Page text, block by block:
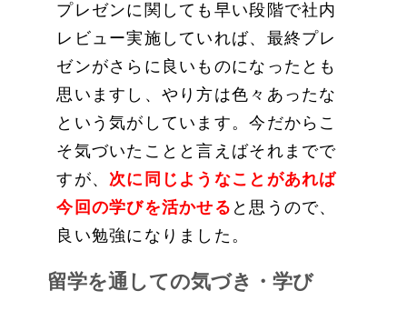
プレゼンに関しても早い段階で社内
レビュー実施していれば、最終プレ
ゼンがさらに良いものになったとも
思いますし、やり方は色々あったな
という気がしています。今だからこ
そ気づいたことと言えばそれまでで
すが、 次に同じようなことがあれば
今回の学びを活かせる と思うので、
良い勉強になりました。
留学を通しての気づき・学び